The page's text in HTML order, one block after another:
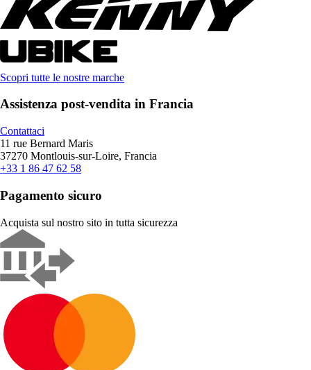
Scopri tutte le nostre marche
Assistenza post-vendita in Francia
Contattaci
11 rue Bernard Maris
37270 Montlouis-sur-Loire, Francia
+33 1 86 47 62 58
Pagamento sicuro
Acquista sul nostro sito in tutta sicurezza